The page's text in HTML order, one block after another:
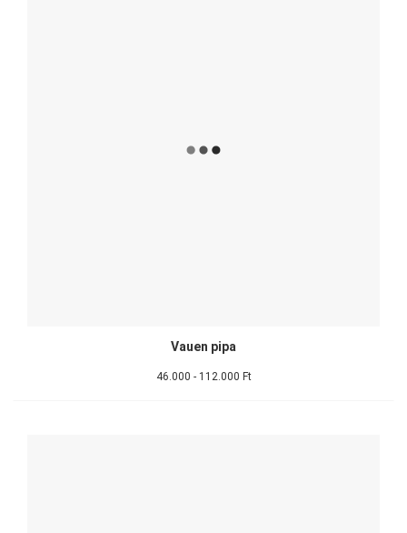
Vauen pipa
46.000 - 112.000 Ft